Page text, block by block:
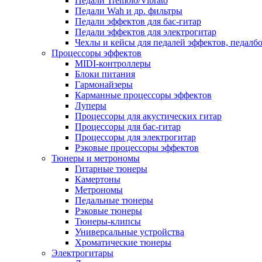
Педали Wah и др. фильтры
Педали эффектов для бас-гитар
Педали эффектов для электрогитар
Чехлы и кейсы для педалей эффектов,
Процессоры эффектов
MIDI-контроллеры
Блоки питания
Гармонайзеры
Карманные процессоры эффектов
Луперы
Процессоры для акустических гитар
Процессоры для бас-гитар
Процессоры для электрогитар
Рэковые процессоры эффектов
Тюнеры и метрономы
Гитарные тюнеры
Камертоны
Метрономы
Педальные тюнеры
Рэковые тюнеры
Тюнеры-клипсы
Универсальные устройства
Хроматические тюнеры
Электрогитары